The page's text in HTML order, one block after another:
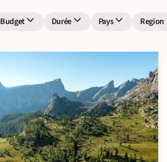
Budget Durée Pays Region